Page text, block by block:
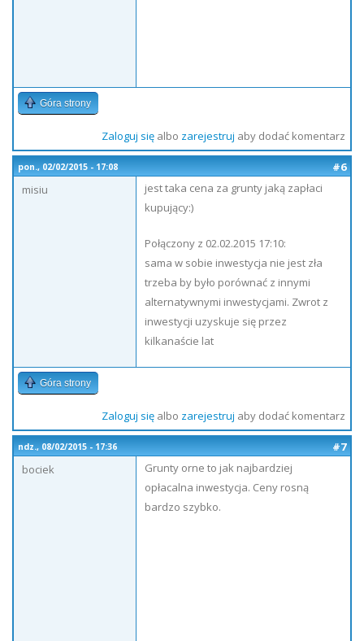
Góra strony
Zaloguj sięalbo zarejestruj aby dodać komentarz
pon., 02/02/2015 - 17:08
#6
misiu
jest taka cena za grunty jaką zapłaci
kupujący:)
Połączony z 02.02.2015 17:10:
sama w sobie inwestycja nie jest zła
trzeba by było porównać z innymi
alternatywnymi inwestycjami. Zwrot z
inwestycji uzyskuje się przez
kilkanaście lat
Góra strony
Zaloguj sięalbo zarejestruj aby dodać komentarz
ndz., 08/02/2015 - 17:36
#7
bociek
Grunty orne to jak najbardziej
opłacalna inwestycja. Ceny rosną
bardzo szybko.